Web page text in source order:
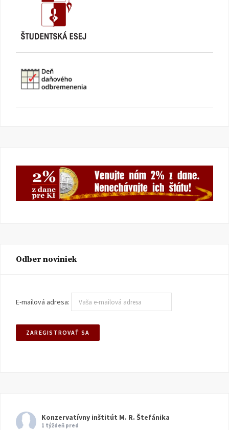
Odber noviniek
E-mailová adresa:
Konzervatívny inštitút M. R. Štefánika
1 týždeň pred